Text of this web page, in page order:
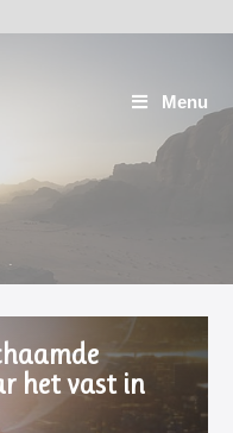
Menu
het vast in